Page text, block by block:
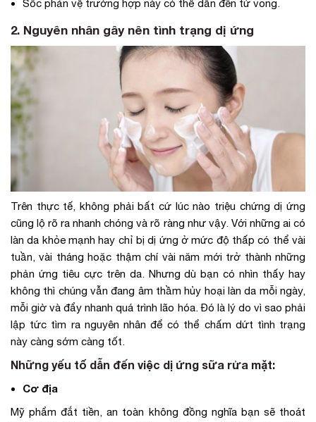
Sốc phản vệ trường hợp này có thể dẫn đến tử vong.
2. Nguyên nhân gây nên tình trạng dị ứng
Trên thực tế, không phải bất cứ lúc nào triệu chứng dị ứng
cũng lộ rõ ra nhanh chóng và rõ ràng như vậy. Với những ai có
làn da khỏe mạnh hay chỉ bị dị ứng ở mức độ thấp có thể vài
tuần, vài tháng hoặc thậm chí vài năm mới trở thành những
phản ứng tiêu cực trên da. Nhưng dù bạn có nhìn thấy hay
không thì chúng vẫn đang âm thầm hủy hoại làn da mỗi ngày,
mỗi giờ và đẩy nhanh quá trình lão hóa. Đó là lý do vì sao phải
lập tức tìm ra nguyên nhân để có thể chấm dứt tình trạng
này càng sớm càng tốt.
Những yếu tố dẫn đến việc dị ứng sữa rửa mặt:
Cơ địa
Mỹ phẩm đắt tiền, an toàn không đồng nghĩa bạn sẽ thoát